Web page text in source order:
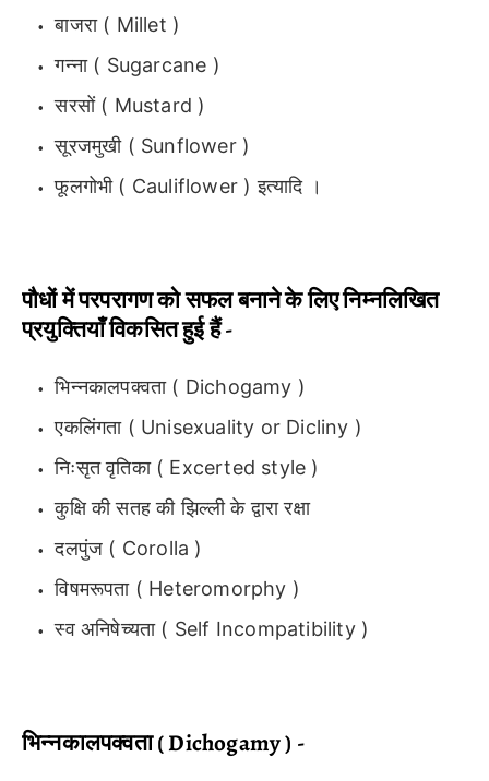
बाजरा ( Millet )
गन्ना ( Sugarcane )
सरसों ( Mustard )
सूरजमुखी ( Sunflower )
फूलगोभी ( Cauliflower ) इत्यादि ।
पौधों में परपरागण को सफल बनाने के लिए निम्नलिखित
प्रयुक्तियाँ विकसित हुई हैं -
भिन्नकालपक्वता ( Dichogamy )
एकलिंगता ( Unisexuality or Dicliny )
निःसृत वृतिका ( Excerted style )
कुक्षि की सतह की झिल्ली के द्वारा रक्षा
दलपुंज ( Corolla )
विषमरूपता ( Heteromorphy )
स्व अनिषेच्यता ( Self Incompatibility )
भिन्नकालपक्वता ( Dichogamy ) -